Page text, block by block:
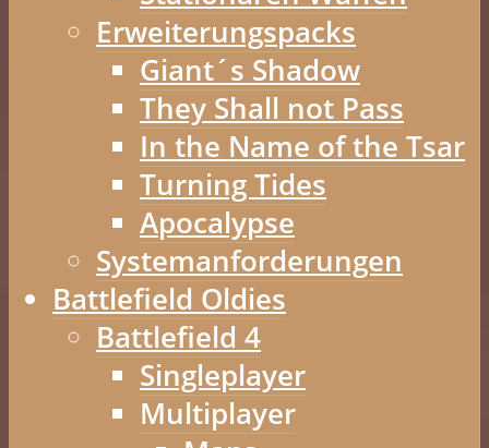
Erweiterungspacks
Giant´s Shadow
They Shall not Pass
In the Name of the Tsar
Turning Tides
Apocalypse
Systemanforderungen
Battlefield Oldies
Battlefield 4
Singleplayer
Multiplayer